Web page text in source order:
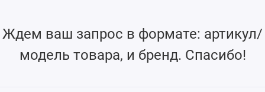
Ждем ваш запрос в формате: артикул/
модель товара, и бренд. Спасибо!